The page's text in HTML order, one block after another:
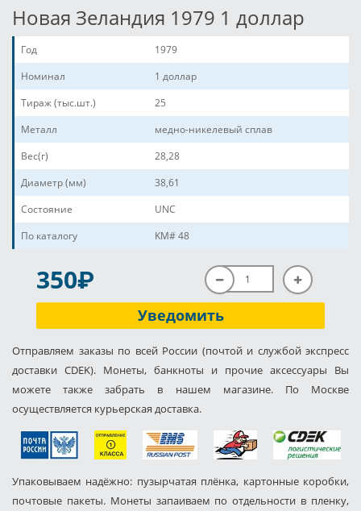
Новая Зеландия 1979 1 доллар
Год
1979
Номинал
1 доллар
Тираж (тыс.шт.)
25
Металл
медно-никелевый сплав
Вес(г)
28,28
Диаметр (мм)
38,61
Состояние
UNC
По каталогу
KM# 48
350P
Уведомить
Отправляем заказы по всей России (почтой и службой экспресс
доставки CDEK). Монеты, банкноты и прочие аксессуары Вы
можете также забрать в нашем магазине. По Москве
осуществляется курьерская доставка.
Упаковываем надёжно: пузырчатая плёнка, картонные коробки,
почтовые пакеты. Монеты запаиваем по отдельности в пленку,